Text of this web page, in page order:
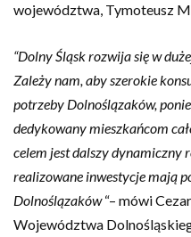
województwa, Tymoteusz
“Dolny Śląsk rozwija się w
Zależy nam, aby szerokie
potrzeby Dolnoślązaków,
dedykowany mieszkańcom
celem jest dalszy dynamiczny
realizowane inwestycje mają
Dolnoślązaków“– mówi
Województwa